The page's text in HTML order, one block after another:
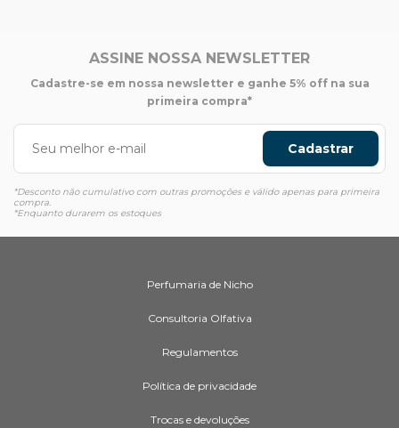
ASSINE NOSSA NEWSLETTER
Cadastre-se em nossa newsletter e ganhe 5% off na sua
primeira compra*
Cadastrar
*Desconto não cumulativo com outras promoções e válido apenas para primeira
compra.
*Enquanto durarem os estoques
Perfumaria de Nicho
Consultoria Olfativa
Regulamentos
Política de privacidade
Trocas e devoluções